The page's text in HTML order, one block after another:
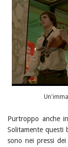
Purtroppo anche
Solitamente questi
sono nei pressi